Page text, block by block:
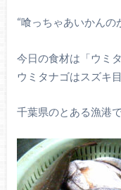
“喰っちゃあいかんの
今日の食材は「ウミ
ウミタナゴはスズキ
千葉県のとある漁港